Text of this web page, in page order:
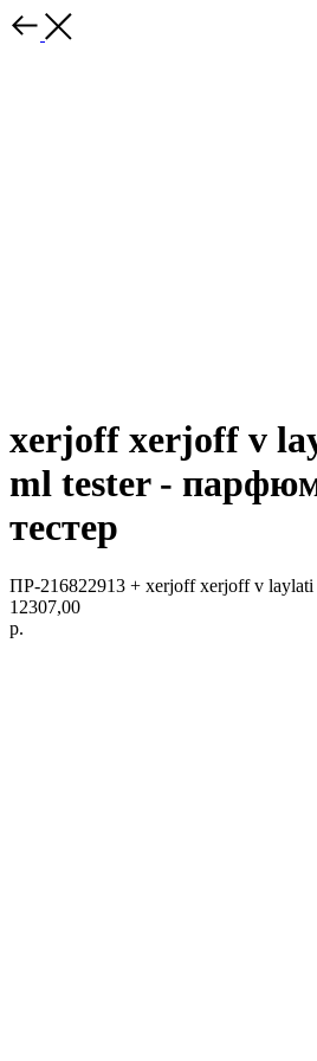
xerjoff xerjoff v
ml tester -
тестер
ПР-216822913 + xerjoff xerjoff v laylati
12307,00
р.